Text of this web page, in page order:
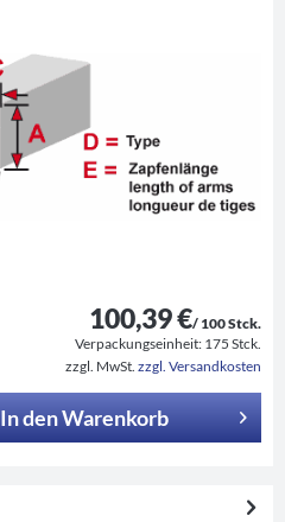
100,39 €/ 100 Stck.
Verpackungseinheit: 175 Stck.
zzgl. MwSt. zzgl. Versandkosten
In denWarenkorb